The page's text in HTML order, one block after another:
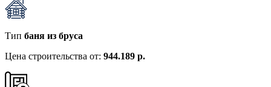
Тип баня из бруса
Цена строительства от: 944.189 р.